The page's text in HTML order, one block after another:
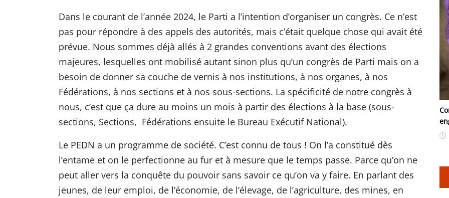
Dans le courant de l’année 2024, le Parti a l’intention d’organiser un congrès. Ce n’est
pas pour répondre à des appels des autorités, mais c’était quelque chose qui avait été
prévue. Nous sommes déjà allés à 2 grandes conventions avant des élections
majeures, lesquelles ont mobilisé autant sinon plus qu’un congrès de Parti mais on a
besoin de donner sa couche de vernis à nos institutions, à nos organes, à nos
Fédérations, à nos sections et à nos sous-sections. La spécificité de notre congrès à
nous, c’est que ça dure au moins un mois à partir des élections à la base (sous-
sections, Sections, Fédérations ensuite le Bureau Exécutif National).
Le PEDN a un programme de société. C’est connu de tous ! On l’a constitué dès
l’entame et on le perfectionne au fur et à mesure que le temps passe. Parce qu’on ne
peut aller vers la conquête du pouvoir sans savoir ce qu’on va y faire. En parlant des
jeunes, de leur emploi, de l’économie, de l’élevage, de l’agriculture, des mines, en